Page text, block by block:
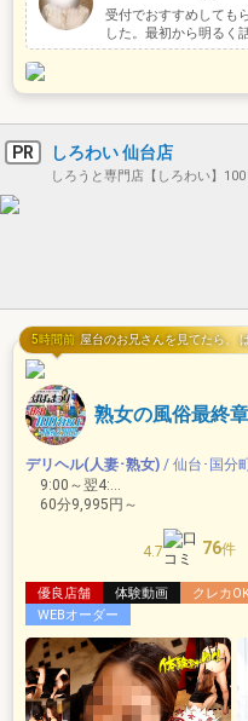
受付でおすすめしても
した。最初から明るく
PR しろわい 仙台店
しろうと専門店【しろわい】
熟女の風俗最終
デリヘル(人妻･熟女) / 仙台･国分
9:00～翌4:00
60分9,995円～
4.7 76件
優良店舗 体験動画 クレカ
WEBオーダー
5時間前 屋台のお兄さんを見てたら、 ばばぁのアソコがひくひくし